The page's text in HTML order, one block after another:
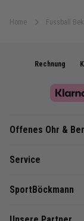
Home Fussball
Rechnung
Offenes Ohr &
Service
SportBöckmann